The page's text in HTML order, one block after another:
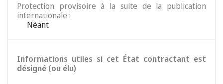
Protection provisoire à la suite de la publication
internationale :
Néant
Informations utiles si cet État contractant est
désigné (ou élu)